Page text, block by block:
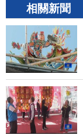
相關新聞